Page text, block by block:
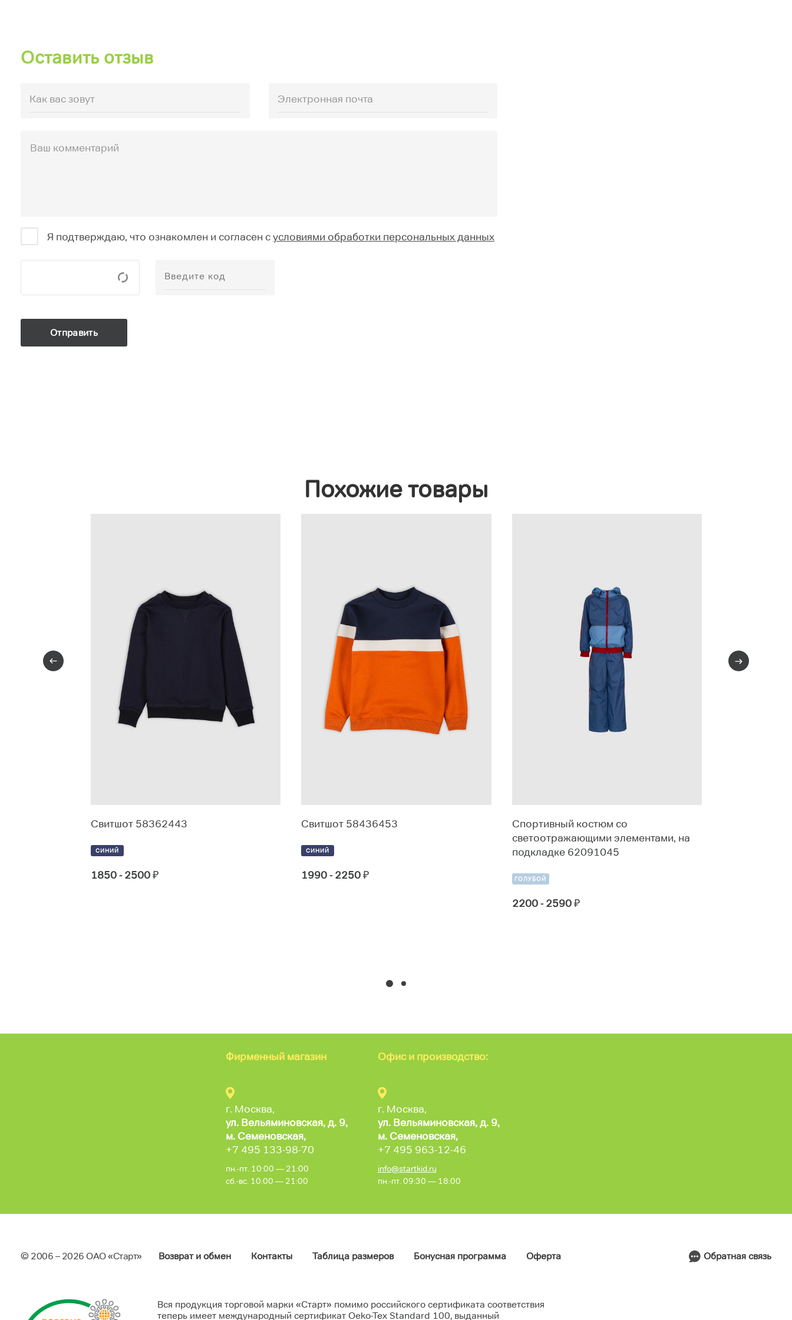
Оставить отзыв
Я подтверждаю, что ознакомлен и согласен сусловиями обработки персональных данных
Похожие товары
Свитшот 58362443
СИНИЙ
1850 - 2500₽
Свитшот 58436453
СИНИЙ
1990 - 2250₽
Спортивный костюм со
светоотражающими элементами, на
подкладке 62091045
ГОЛУБОЙ
2200 - 2590₽
Фирменный магазин
г. Москва,
ул. Вельяминовская,д. 9,
м. Семеновская,
+7 495 133-98-70
пн.-пт. 10:00 — 21:00
сб.-вс. 10:00 — 21:00
Офис и производство:
г. Москва,
ул. Вельяминовская,д. 9,
м. Семеновская,
+7 495 963-12-46
info@startkid.ru
пн.-пт. 09:30 — 18:00
© 2006 – 2026 ОAO «Старт» Возврат и обмен Контакты Таблица размеров Бонусная программа Оферта Обратная связь
Вся продукция торговой марки «Старт» помимо российского сертификата соответствия
теперь имеет международный сертификат Oeko-Tex Standard 100, выданный